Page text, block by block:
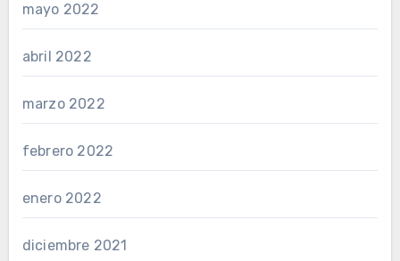
mayo 2022
abril 2022
marzo 2022
febrero 2022
enero 2022
diciembre 2021